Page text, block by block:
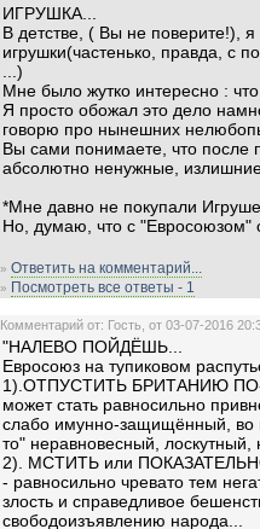
ИГРУШКА...
В детстве, ( Вы не поверите!),
игрушки(частенько, правда, с
...)
Мне было жутко интересно :
Я просто обожал это дело
говорю про нынешних
Вы сами понимаете, что после
абсолютно ненужные,
*Мне давно не покупали
Но, думаю, что с "Евросоюзом"
» Ответить на комментарий...
» Посмотреть все ответы - 1
Комментарий от: Гость, от 03-07-2016
"НАЛЕВО ПОЙДЁШЬ...
Евросоюз на тупиковом
1).ОТПУСТИТЬ БРИТАНИЮ
может стать равносильно
слабо имунно-защищённый, во
то" неравновесный,
2). МСТИТЬ или
- равносильно чревато тем
злость и справедливое
свободоизъявлению народа...